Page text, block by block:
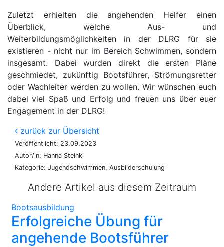
Zuletzt erhielten die angehenden Helfer einen
Überblick, welche Aus- und
Weiterbildungsmöglichkeiten in der DLRG für sie
existieren - nicht nur im Bereich Schwimmen, sondern
insgesamt. Dabei wurden direkt die ersten Pläne
geschmiedet, zukünftig Bootsführer, Strömungsretter
oder Wachleiter werden zu wollen. Wir wünschen euch
dabei viel Spaß und Erfolg und freuen uns über euer
Engagement in der DLRG!
zurück zur Übersicht
Veröffentlicht: 23.09.2023
Autor/in: Hanna Steinki
Kategorie: Jugendschwimmen, Ausbilderschulung
Andere Artikel aus diesem Zeitraum
Bootsausbildung
Erfolgreiche Übung für
angehende Bootsführer